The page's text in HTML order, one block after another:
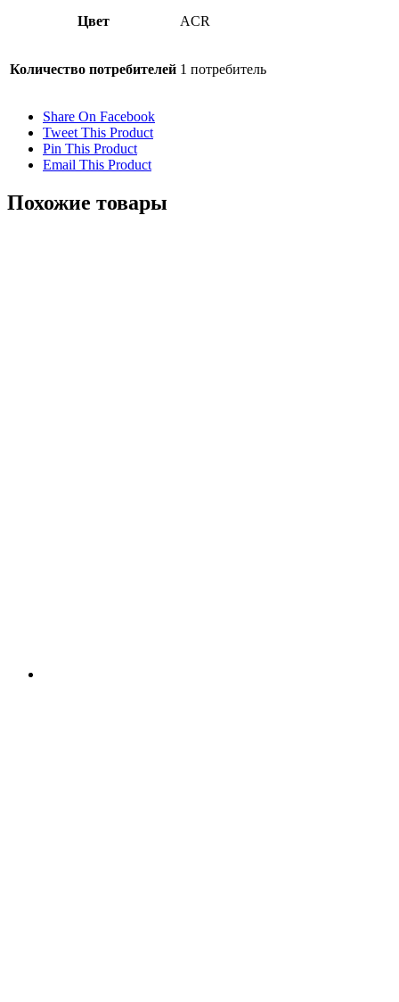
Цвет ACR
Количество потребителей 1 потребитель
Share On Facebook
Tweet This Product
Pin This Product
Email This Product
Похожие товары